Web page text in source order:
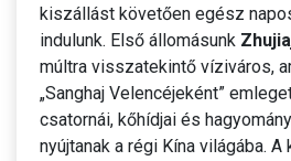
kiszállást követően egész
indulunk. Első állomásunk
múltra visszatekintő víziváros,
„Sanghaj Velencéjeként”
csatornái, kőhídjai és
nyújtanak a régi Kína világába.